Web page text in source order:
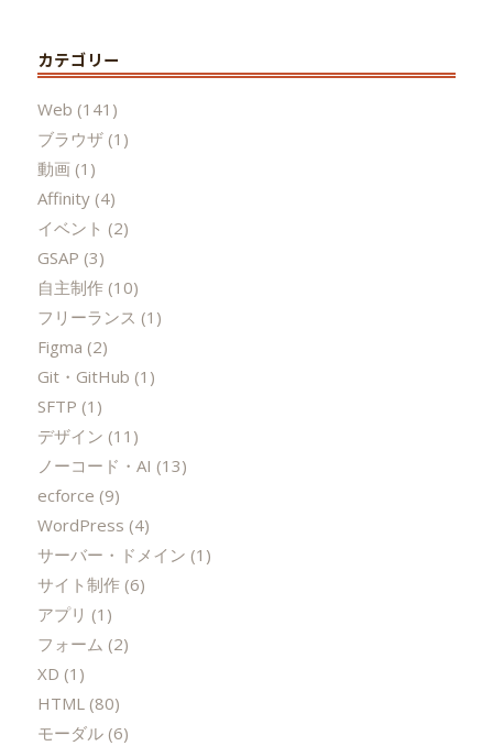
カテゴリー
Web (141)
ブラウザ(1)
動画 (1)
Affinity(4)
イベント (2)
GSAP (3)
自主制作(10)
フリーランス (1)
Figma (2)
Git・GitHub (1)
SFTP (1)
デザイン (11)
ノーコード・AI (13)
ecforce (9)
WordPress (4)
サーバー・ドメイン (1)
サイト制作(6)
アプリ (1)
フォーム (2)
XD (1)
HTML(80)
モーダル(6)